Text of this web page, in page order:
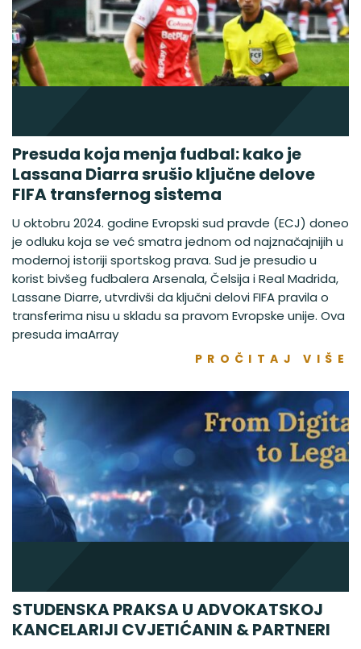
Presuda koja menja fudbal: kako je
Lassana Diarra srušio ključne delove
FIFA transfernog sistema
U oktobru 2024. godine Evropski sud pravde (ECJ) doneo
je odluku koja se već smatra jednom od najznačajnijih u
modernoj istoriji sportskog prava. Sud je presudio u
korist bivšeg fudbalera Arsenala, Čelsija i Real Madrida,
Lassane Diarre, utvrdivši da ključni delovi FIFA pravila o
transferima nisu u skladu sa pravom Evropske unije. Ova
presuda imaArray
PROČITAJ VIŠE
STUDENSKA PRAKSA U ADVOKATSKOJ
KANCELARIJI CVJETIĆANIN & PARTNERI